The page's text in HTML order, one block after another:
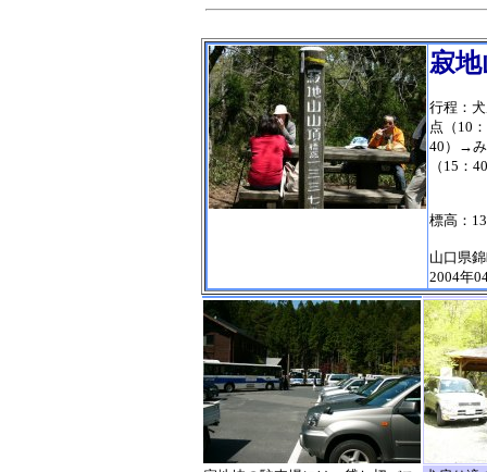
寂
行程：
点（10
40）→み
（15：
標高：
山口県
2004年